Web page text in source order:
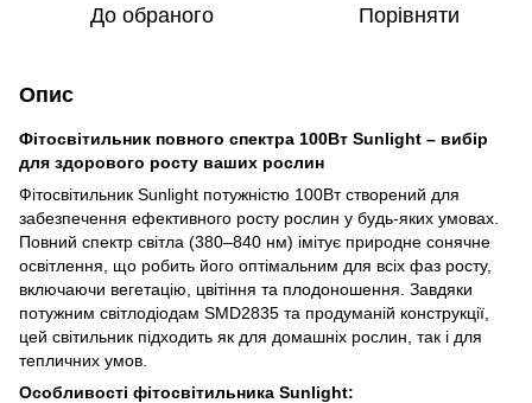
До обраного Порівняти
Опис
Фітосвітильник повного спектра 100Вт Sunlight – вибір
для здорового росту ваших рослин
Фітосвітильник Sunlight потужністю 100Вт створений для
забезпечення ефективного росту рослин у будь-яких умовах.
Повний спектр світла (380–840 нм) імітує природне сонячне
освітлення, що робить його оптімальним для всіх фаз росту,
включаючи вегетацію, цвітіння та плодоношення. Завдяки
потужним світлодіодам SMD2835 та продуманій конструкції,
цей світильник підходить як для домашніх рослин, так і для
тепличних умов.
Особливості фітосвітильника Sunlight: